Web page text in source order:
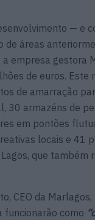
— e
de áreas
empresa gestora
de euros. Este
de amarração
30 armazéns de
em pontões
locais e 41
que também
CEO da
funcionarão como